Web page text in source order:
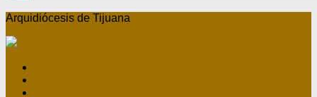
Arquidiócesis de Tijuana